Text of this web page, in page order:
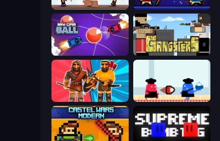
Pixel Smash Duel Janissary Battles
Mini Car Ball Gangsters
Medieval Battle 2P Clash of Cakes